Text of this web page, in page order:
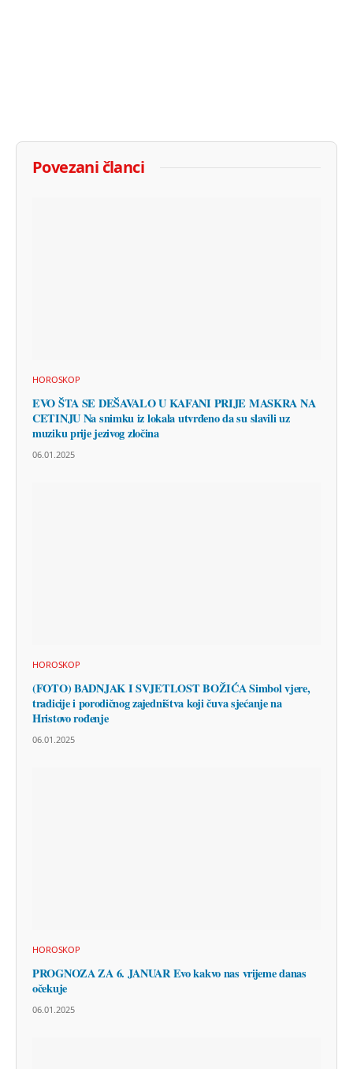
Povezani članci
HOROSKOP
EVO ŠTA SE DEŠAVALO U KAFANI PRIJE MASKRA NA
CETINJU Na snimku iz lokala utvrđeno da su slavili uz
muziku prije jezivog zločina
06.01.2025
HOROSKOP
(FOTO) BADNJAK I SVJETLOST BOŽIĆA Simbol vjere,
tradicije i porodičnog zajedništva koji čuva sjećanje na
Hristovo rođenje
06.01.2025
HOROSKOP
PROGNOZA ZA 6. JANUAR Evo kakvo nas vrijeme danas
očekuje
06.01.2025